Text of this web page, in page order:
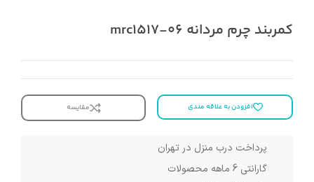
کمربند چرم مردانه mrc1517-06
افزودن به علاقه مندی مقایسه
پرداخت درب منزل در تهران
گارانتی 6 ماهه محصولات